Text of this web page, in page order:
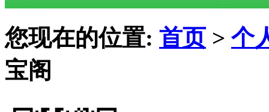
您现在的位置: 首页 > 个
宝阁